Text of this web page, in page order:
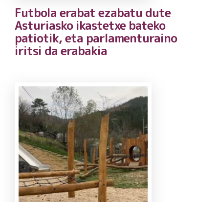
Futbola erabat ezabatu dute
Asturiasko ikastetxe bateko
patiotik, eta parlamenturaino
iritsi da erabakia